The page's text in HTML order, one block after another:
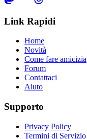
Link Rapidi
Home
Novità
Come fare amicizia
Forum
Contattaci
Aiuto
Supporto
Privacy Policy
Termini di Servizio